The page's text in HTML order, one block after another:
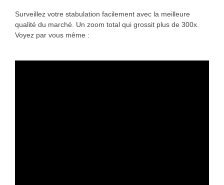
Surveillez votre stabulation facilement avec la meilleure
qualité du marché. Un zoom total qui grossit plus de 300x.
Voyez par vous même :